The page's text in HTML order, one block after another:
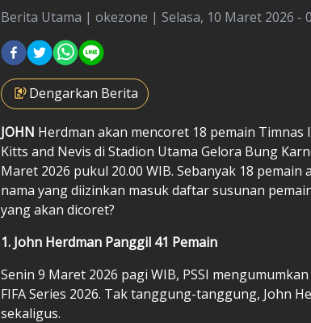
Berita Utama | okezone | Selasa, 10 Maret 2026 -
Dengarkan Berita
JOHN Herdman akan mencoret 18 pemain Timnas
Kitts and Nevis di Stadion Utama Gelora Bung
Maret 2026 pukul 20.00 WIB. Sebanyak 18
nama yang diizinkan masuk daftar susunan
yang akan dicoret?
1. John Herdman Panggil 41 Pemain
Senin 9 Maret 2026 pagi WIB, PSSI
FIFA Series 2026. Tak tanggung-tanggung, John
sekaligus.